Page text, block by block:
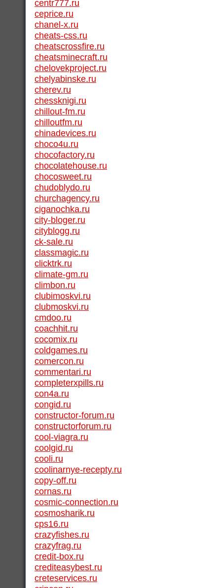
centr777.ru
ceprice.ru
chanel-x.ru
cheats-css.ru
cheatscrossfire.ru
cheatsminecraft.ru
chelovekproject.ru
chelyabinske.ru
cherev.ru
chessknigi.ru
chillout-fm.ru
chilloutfm.ru
chinadevices.ru
choco4u.ru
chocofactory.ru
chocolatehouse.ru
chocosweet.ru
chudoblydo.ru
churchagency.ru
ciganochka.ru
city-bloger.ru
cityblogg.ru
ck-sale.ru
classmagic.ru
clicktrk.ru
climate-gm.ru
climbon.ru
clubimoskvi.ru
clubmoskvi.ru
cmdoo.ru
coachhit.ru
cocomix.ru
coldgames.ru
comercon.ru
commentari.ru
completerxpills.ru
con4a.ru
congid.ru
constructor-forum.ru
constructorforum.ru
cool-viagra.ru
coolgid.ru
cooli.ru
coolinarnye-recepty.ru
copy-off.ru
cornas.ru
cosmic-connection.ru
cosmosharik.ru
cps16.ru
crazyfishes.ru
crazyfrag.ru
credit-box.ru
crediteasybest.ru
creteservices.ru